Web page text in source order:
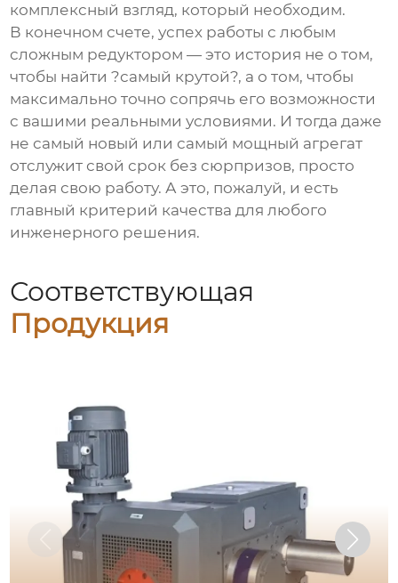
комплексный взгляд, который необходим.
В конечном счете, успех работы с любым
сложным редуктором — это история не о том,
чтобы найти ?самый крутой?, а о том, чтобы
максимально точно сопрячь его возможности
с вашими реальными условиями. И тогда даже
не самый новый или самый мощный агрегат
отслужит свой срок без сюрпризов, просто
делая свою работу. А это, пожалуй, и есть
главный критерий качества для любого
инженерного решения.
Соответствующая
Продукция